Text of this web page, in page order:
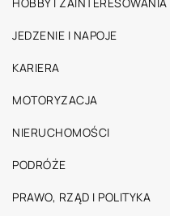
JEDZENIE I NAPOJE
KARIERA
MOTORYZACJA
NIERUCHOMOŚCI
PODRÓŻE
PRAWO, RZĄD I POLITYKA